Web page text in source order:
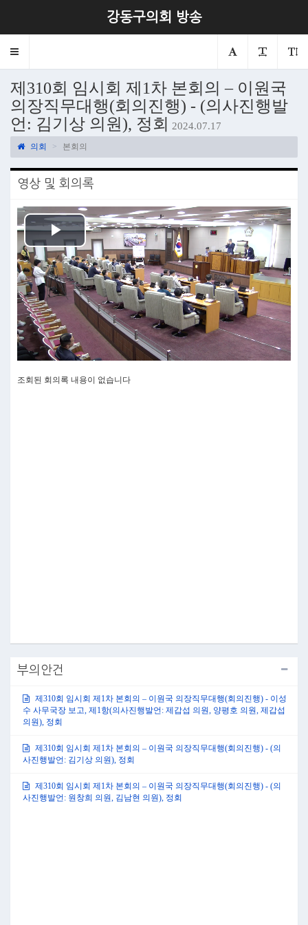
강동구의회 방송
Toggle
제310회 임시회 제1차 본회의 – 이원국
의장직무대행(회의진행) - (의사진행발
언: 김기상 의원), 정회
2024.07.17
의회 본회의
영상 및 회의록
Play
Video
조회된 회의록 내용이 없습니다
부의안건
제310회 임시회 제1차 본회의 – 이원국 의장직무대행(회의진행) - 이성
수 사무국장 보고, 제1항(의사진행발언: 제갑섭 의원, 양평호 의원, 제갑섭
의원), 정회
제310회 임시회 제1차 본회의 – 이원국 의장직무대행(회의진행) - (의
사진행발언: 김기상 의원), 정회
제310회 임시회 제1차 본회의 – 이원국 의장직무대행(회의진행) - (의
사진행발언: 원창희 의원, 김남현 의원), 정회